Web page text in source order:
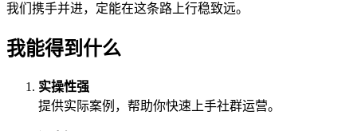
我们携手并进，定能在这条路上行稳致远。
我能得到什么
实操性强
提供实际案例，帮助你快速上手社群运营。